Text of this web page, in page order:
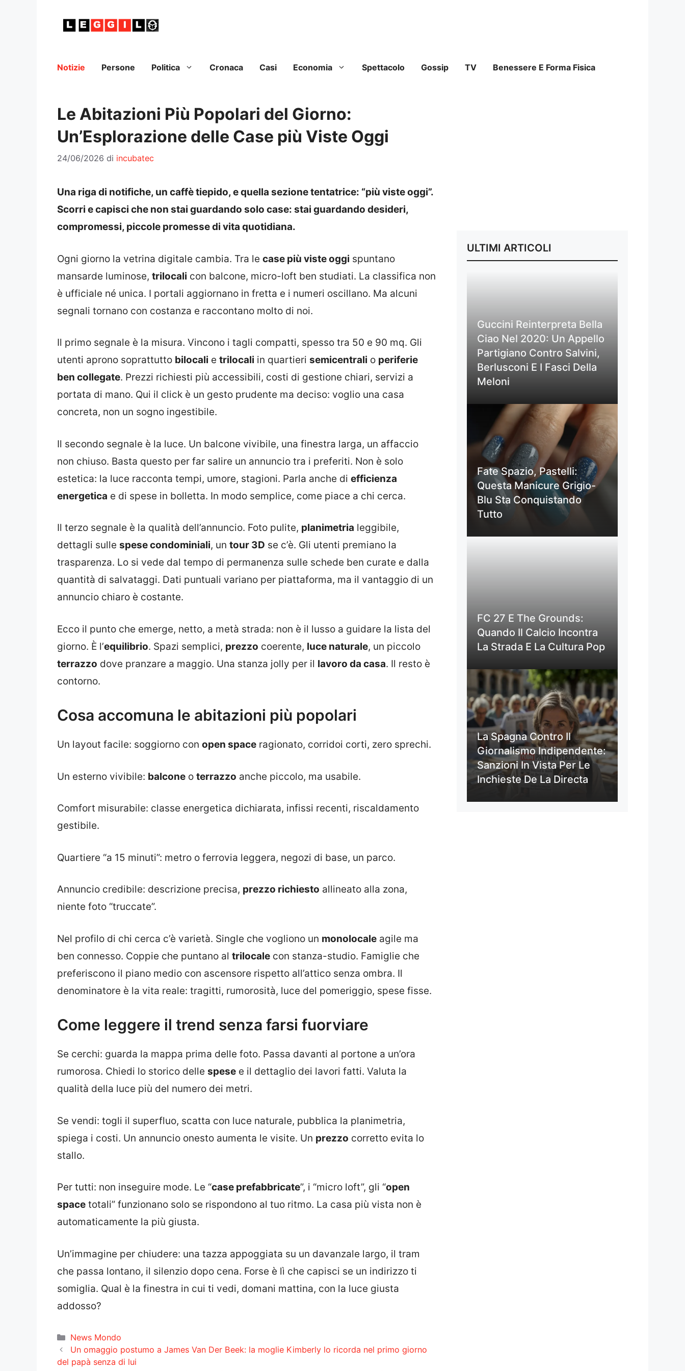
Notizie Persone Politica Cronaca Casi Economia Spettacolo Gossip TV Benessere E Forma Fisica
Le Abitazioni Più Popolari del Giorno:
Un’Esplorazione delle Case più Viste Oggi
24/06/2026 di incubatec
Una riga di notifiche, un caffè tiepido, e quella sezione tentatrice: “più viste oggi”.
Scorri e capisci che non stai guardando solo case: stai guardando desideri,
compromessi, piccole promesse di vita quotidiana.
Ogni giorno la vetrina digitale cambia. Tra le case più viste oggi spuntano
mansarde luminose, trilocali con balcone, micro-loft ben studiati. La classifica non
è ufficiale né unica. I portali aggiornano in fretta e i numeri oscillano. Ma alcuni
segnali tornano con costanza e raccontano molto di noi.
Il primo segnale è la misura. Vincono i tagli compatti, spesso tra 50 e 90 mq. Gli
utenti aprono soprattutto bilocali e trilocali in quartieri semicentrali o periferie
ben collegate. Prezzi richiesti più accessibili, costi di gestione chiari, servizi a
portata di mano. Qui il click è un gesto prudente ma deciso: voglio una casa
concreta, non un sogno ingestibile.
Il secondo segnale è la luce. Un balcone vivibile, una finestra larga, un affaccio
non chiuso. Basta questo per far salire un annuncio tra i preferiti. Non è solo
estetica: la luce racconta tempi, umore, stagioni. Parla anche di efficienza
energetica e di spese in bolletta. In modo semplice, come piace a chi cerca.
Il terzo segnale è la qualità dell’annuncio. Foto pulite, planimetria leggibile,
dettagli sulle spese condominiali, un tour 3D se c’è. Gli utenti premiano la
trasparenza. Lo si vede dal tempo di permanenza sulle schede ben curate e dalla
quantità di salvataggi. Dati puntuali variano per piattaforma, ma il vantaggio di un
annuncio chiaro è costante.
Ecco il punto che emerge, netto, a metà strada: non è il lusso a guidare la lista del
giorno. È l’equilibrio. Spazi semplici, prezzo coerente, luce naturale, un piccolo
terrazzo dove pranzare a maggio. Una stanza jolly per il lavoro da casa. Il resto è
contorno.
Cosa accomuna le abitazioni più popolari
Un layout facile: soggiorno con open space ragionato, corridoi corti, zero sprechi.
Un esterno vivibile: balcone o terrazzo anche piccolo, ma usabile.
Comfort misurabile: classe energetica dichiarata, infissi recenti, riscaldamento
gestibile.
Quartiere “a 15 minuti”: metro o ferrovia leggera, negozi di base, un parco.
Annuncio credibile: descrizione precisa, prezzo richiesto allineato alla zona,
niente foto “truccate”.
Nel profilo di chi cerca c’è varietà. Single che vogliono un monolocale agile ma
ben connesso. Coppie che puntano al trilocale con stanza-studio. Famiglie che
preferiscono il piano medio con ascensore rispetto all’attico senza ombra. Il
denominatore è la vita reale: tragitti, rumorosità, luce del pomeriggio, spese fisse.
Come leggere il trend senza farsi fuorviare
Se cerchi: guarda la mappa prima delle foto. Passa davanti al portone a un’ora
rumorosa. Chiedi lo storico delle spese e il dettaglio dei lavori fatti. Valuta la
qualità della luce più del numero dei metri.
Se vendi: togli il superfluo, scatta con luce naturale, pubblica la planimetria,
spiega i costi. Un annuncio onesto aumenta le visite. Un prezzo corretto evita lo
stallo.
Per tutti: non inseguire mode. Le “case prefabbricate”, i “micro loft”, gli “open
space totali” funzionano solo se rispondono al tuo ritmo. La casa più vista non è
automaticamente la più giusta.
Un’immagine per chiudere: una tazza appoggiata su un davanzale largo, il tram
che passa lontano, il silenzio dopo cena. Forse è lì che capisci se un indirizzo ti
somiglia. Qual è la finestra in cui ti vedi, domani mattina, con la luce giusta
addosso?
Categorie
News Mondo
Un omaggio postumo a James Van Der Beek: la moglie Kimberly lo ricorda nel primo giorno
del papà senza di lui
ULTIMI ARTICOLI
Guccini Reinterpreta Bella
Ciao Nel 2020: Un Appello
Partigiano Contro Salvini,
Berlusconi E I Fasci Della
Meloni
Fate Spazio, Pastelli:
Questa Manicure Grigio-
Blu Sta Conquistando
Tutto
FC 27 E The Grounds:
Quando Il Calcio Incontra
La Strada E La Cultura Pop
La Spagna Contro Il
Giornalismo Indipendente:
Sanzioni In Vista Per Le
Inchieste De La Directa